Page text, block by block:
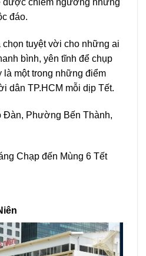
được chiêm ngưỡng những
đáo.
tuyệt vời cho những ai
bình, yên tĩnh để chụp
một trong những điểm
dân TP.HCM mỗi dịp Tết.
Đàn, Phường Bến Thành,
Chạp đến Mùng 6 Tết